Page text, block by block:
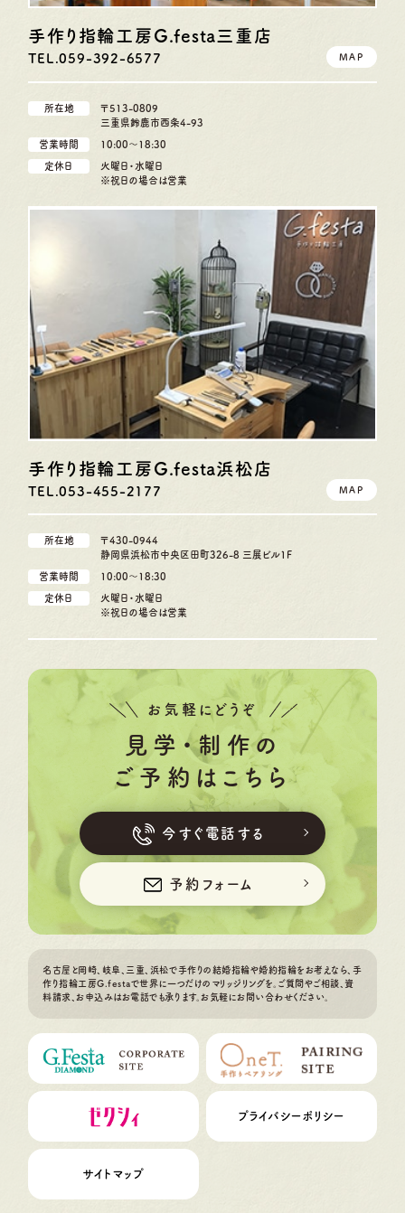
手作り指輪工房G.festa三重店
TEL.059-392-6577 MAP
所在地
〒513-0809
三重県鈴鹿市西条4-93
営業時間 10:00〜18:30
定休日
火曜日・水曜日
※祝日の場合は営業
手作り指輪工房G.festa浜松店
TEL.053-455-2177 MAP
所在地
〒430-0944
静岡県浜松市中央区田町326-8 三展ビル1F
営業時間 10:00〜18:30
定休日
火曜日・水曜日
※祝日の場合は営業
お気軽にどうぞ
見学・制作の
ご予約はこちら
今すぐ電話する
予約フォーム
名古屋と岡崎、岐阜、三重、浜松で手作りの結婚指輪や婚約指輪をお考えなら、手
作り指輪工房G.festaで世界に一つだけのマリッジリングを。ご質問やご相談、資
料請求、お申込みはお電話でも承ります。お気軽にお問い合わせください。
プライバシーポリシー
サイトマップ